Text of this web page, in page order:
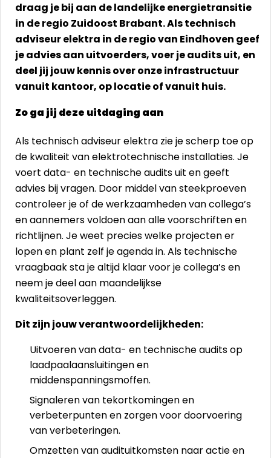
draag je bij aan de landelijke energietransitie
in de regio Zuidoost Brabant. Als technisch
adviseur elektra in de regio van Eindhoven geef
je advies aan uitvoerders, voer je audits uit, en
deel jij jouw kennis over onze infrastructuur
vanuit kantoor, op locatie of vanuit huis.
Zo ga jij deze uitdaging aan
Als technisch adviseur elektra zie je scherp toe op
de kwaliteit van elektrotechnische installaties. Je
voert data- en technische audits uit en geeft
advies bij vragen. Door middel van steekproeven
controleer je of de werkzaamheden van collega’s
en aannemers voldoen aan alle voorschriften en
richtlijnen. Je weet precies welke projecten er
lopen en plant zelf je agenda in. Als technische
vraagbaak sta je altijd klaar voor je collega’s en
neem je deel aan maandelijkse
kwaliteitsoverleggen.
Dit zijn jouw verantwoordelijkheden:
Uitvoeren van data- en technische audits op
laadpaalaansluitingen en
middenspanningsmoffen.
Signaleren van tekortkomingen en
verbeterpunten en zorgen voor doorvoering
van verbeteringen.
Omzetten van audituitkomsten naar actie en